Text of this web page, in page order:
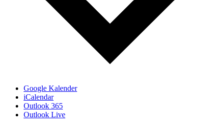
Google Kalender
iCalendar
Outlook 365
Outlook Live